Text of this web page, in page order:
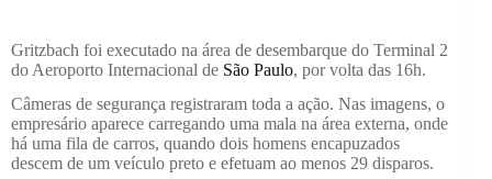
Gritzbach foi executado na área de desembarque do Terminal 2
do Aeroporto Internacional de São Paulo, por volta das 16h.
Câmeras de segurança registraram toda a ação. Nas imagens, o
empresário aparece carregando uma mala na área externa, onde
há uma fila de carros, quando dois homens encapuzados
descem de um veículo preto e efetuam ao menos 29 disparos.